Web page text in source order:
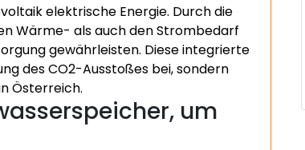
elektrische Energie. Durch die
Wärme- als auch den Strombedarf
gewährleisten. Diese integrierte
des CO2-Ausstoßes bei, sondern
Österreich.
um